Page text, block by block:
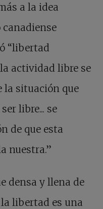
a la idea
canadiense
“libertad
actividad libre se
la situación que
libre... se
de que esta
nuestra.”
densa y llena de
libertad es una